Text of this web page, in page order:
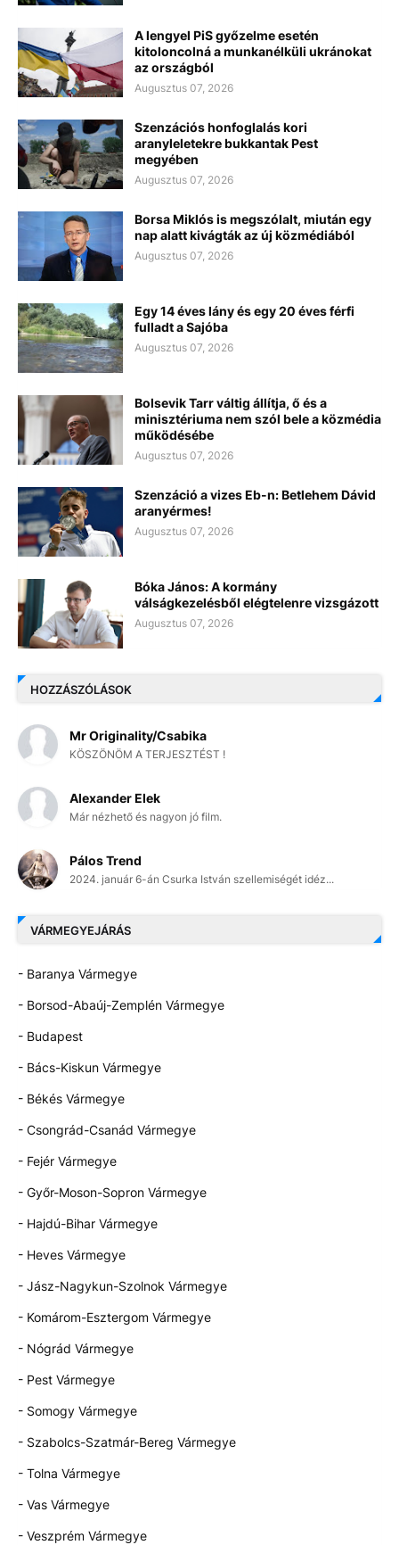
A lengyel PiS győzelme esetén
kitoloncolná a munkanélküli ukránokat
az országból
Augusztus 07, 2026
Szenzációs honfoglalás kori
aranyleletekre bukkantak Pest
megyében
Augusztus 07, 2026
Borsa Miklós is megszólalt, miután egy
nap alatt kivágták az új közmédiából
Augusztus 07, 2026
Egy 14 éves lány és egy 20 éves férfi
fulladt a Sajóba
Augusztus 07, 2026
Bolsevik Tarr váltig állítja, ő és a
minisztériuma nem szól bele a közmédia
működésébe
Augusztus 07, 2026
Szenzáció a vizes Eb-n: Betlehem Dávid
aranyérmes!
Augusztus 07, 2026
Bóka János: A kormány
válságkezelésből elégtelenre vizsgázott
Augusztus 07, 2026
HOZZÁSZÓLÁSOK
Mr Originality/Csabika
KÖSZÖNÖM A TERJESZTÉST !
Alexander Elek
Már nézhető és nagyon jó film.
Pálos Trend
2024. január 6-án Csurka István szellemiségét idéz...
VÁRMEGYEJÁRÁS
- Baranya Vármegye
- Borsod-Abaúj-Zemplén Vármegye
- Budapest
- Bács-Kiskun Vármegye
- Békés Vármegye
- Csongrád-Csanád Vármegye
- Fejér Vármegye
- Győr-Moson-Sopron Vármegye
- Hajdú-Bihar Vármegye
- Heves Vármegye
- Jász-Nagykun-Szolnok Vármegye
- Komárom-Esztergom Vármegye
- Nógrád Vármegye
- Pest Vármegye
- Somogy Vármegye
- Szabolcs-Szatmár-Bereg Vármegye
- Tolna Vármegye
- Vas Vármegye
- Veszprém Vármegye